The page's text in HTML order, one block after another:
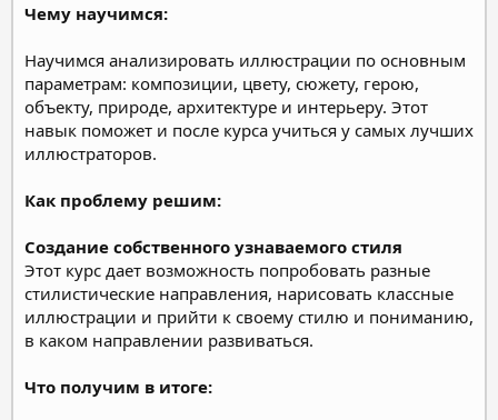
Чему научимся:
Научимся анализировать иллюстрации по основным
параметрам: композиции, цвету, сюжету, герою,
объекту, природе, архитектуре и интерьеру. Этот
навык поможет и после курса учиться у самых лучших
иллюстраторов.
Как проблему решим:
Создание собственного узнаваемого стиля
Этот курс дает возможность попробовать разные
стилистические направления, нарисовать классные
иллюстрации и прийти к своему стилю и пониманию,
в каком направлении развиваться.
Что получим в итоге: